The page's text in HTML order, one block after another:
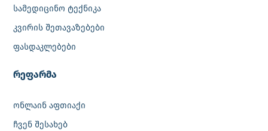
სამედიცინო ტექნიკა
კვირის შეთავაზებები
ფასდაკლებები
რეფარმა
ონლაინ აფთიაქი
ჩვენ შესახებ